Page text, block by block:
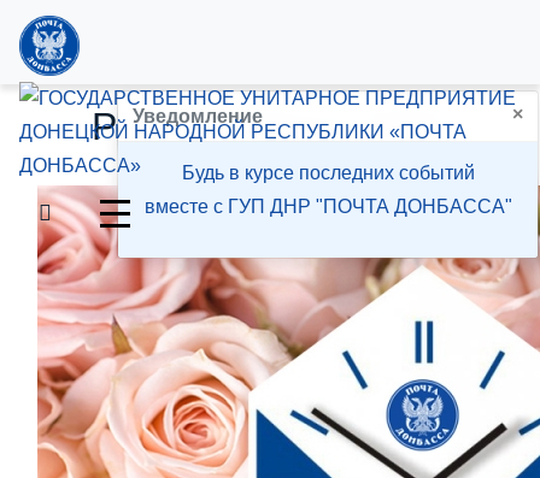
Режим работы ОПС
Уведомление ×
Будь в курсе последних событий
вместе с ГУП ДНР "ПОЧТА ДОНБАССА"